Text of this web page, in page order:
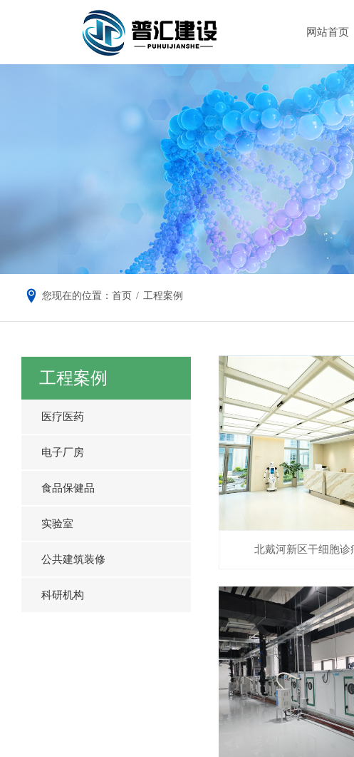
网站首页
您现在的位置： 首页 / 工程案例
工程案例
医疗医药
电子厂房
食品保健品
实验室
公共建筑装修
科研机构
北戴河新区干细胞诊